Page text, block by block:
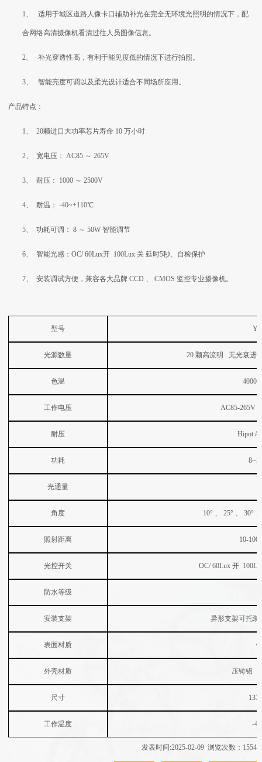
1、 适用于城区道路人像卡口辅助补光在完全无环境光照明的情况下，配
合网络高清摄像机看清过往人员图像信息。
2、 补光穿透性高，有利于能见度低的情况下进行拍照。
3、 智能亮度可调以及柔光设计适合不同场所应用。
产品特点：
1、 20颗进口大功率芯片寿命 10 万小时
2、 宽电压： AC85 ～ 265V
3、 耐压： 1000 ～ 2500V
4、 耐温： -40~+110℃
5、 功耗可调： 8 ～ 50W 智能调节
6、 智能光感：OC/ 60Lux开 100Lux 关 延时5秒、自检保护
7、 安装调试方便，兼容各大品牌 CCD 、 CMOS 监控专业摄像机。
型号
光源数量 20 颗高流明 无光衰进
色温
工作电压 AC85-265V
耐压 Hipot
功耗
光通量
角度 10° 、 25° 、 30° 、
照射距离 10-100
光控开关 OC/ 60Lux 开
防水等级
安装支架 异形支架可托
表面材质
外壳材质 压铸铝（
尺寸
工作温度 -
发表时间:2025-02-09 浏览次数：1554